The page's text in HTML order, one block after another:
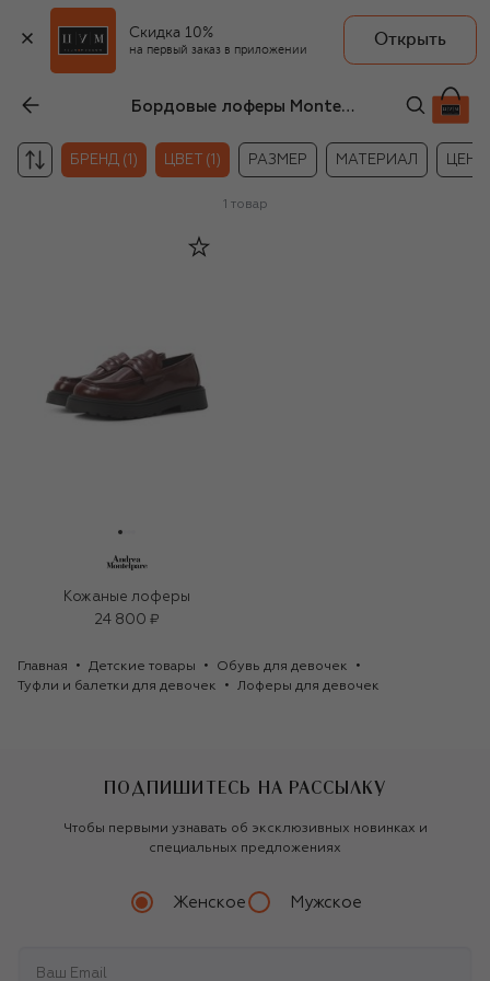
Скидка 10%
на первый заказ в приложении
Открыть
Бордовые лоферы Montelpare Tradition для девочек
БРЕНД (1) ЦВЕТ (1) РАЗМЕР МАТЕРИАЛ ЦЕНА
1 товар
Кожаные лоферы
24 800 ₽
Главная Детские товары
Обувь для девочек
Туфли и балетки для девочек
Лоферы для девочек
ПОДПИШИТЕСЬ НА РАССЫЛКУ
Чтобы первыми узнавать об эксклюзивных новинках и
специальных предложениях
Женское Мужское